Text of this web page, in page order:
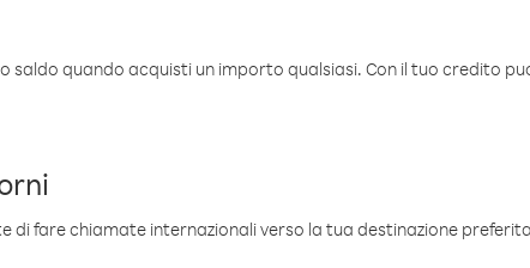
saldo quando acquisti un importo qualsiasi. Con il tuo credito
di fare chiamate internazionali verso la tua destinazione